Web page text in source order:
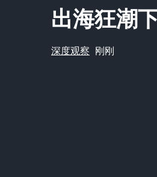
出海狂潮
深度观察 刚刚